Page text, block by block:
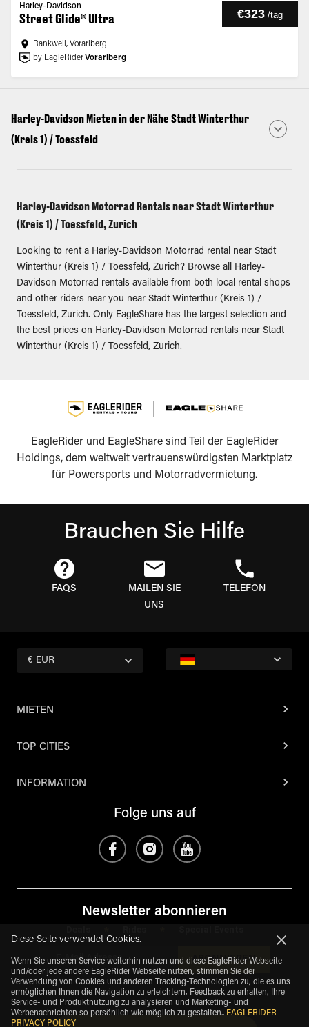
Harley-Davidson
Street Glide® Ultra €323 /tag
Rankweil, Vorarlberg
by EagleRiderVorarlberg
Harley-Davidson Mieten in der Nähe Stadt Winterthur
(Kreis 1) / Toessfeld
Harley-Davidson Motorrad Rentals near Stadt Winterthur
(Kreis 1) / Toessfeld, Zurich
Looking to rent a Harley-Davidson Motorrad rental near Stadt
Winterthur (Kreis 1) / Toessfeld, Zurich? Browse all Harley-
Davidson Motorrad rentals available from both local rental shops
and other riders near you near Stadt Winterthur (Kreis 1) /
Toessfeld, Zurich. Only EagleShare has the largest selection and
the best prices on Harley-Davidson Motorrad rentals near Stadt
Winterthur (Kreis 1) / Toessfeld, Zurich.
EagleRider und EagleShare sind Teil der EagleRider
Holdings, dem weltweit vertrauenswürdigsten Marktplatz
für Powersports und Motorradvermietung.
Brauchen Sie Hilfe
FAQS
MAILEN SIE
UNS
TELEFON
€ EUR
MIETEN
TOP CITIES
INFORMATION
Folge uns auf
Newsletter abonnieren
ABONNIEREN
Diese Seite verwendet Cookies.
Wenn Sie unseren Service weiterhin nutzen und diese EagleRider Webseite
und/oder jede andere EagleRider Webseite nutzen, stimmen Sie der
Verwendung von Cookies und anderen Tracking-Technologien zu, die es uns
ermöglichen Ihnen die Navigation zu erleichtern, Feedback zu erhalten, Ihre
Service- und Produktnutzung zu analysieren und Marketing- und
Werbenachrichten so persönlich wie möglich zu gestalten.. EAGLERIDER
PRIVACY POLICY